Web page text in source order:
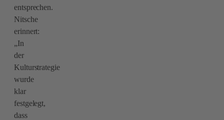
entsprechen.
Nitsche
erinnert:
„In
der
Kulturstrategie
wurde
klar
festgelegt,
dass